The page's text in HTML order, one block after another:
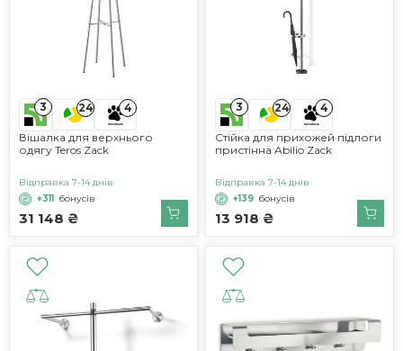
3 24 4
Вішалка для верхнього
одягу Teros Zack
31 148 ₴
Відправка 7-14 днів
+311 бонусів
3 24 4
Стійка для прихожей підлоги
пристінна Abilio Zack
13 918 ₴
Відправка 7-14 днів
+139 бонусів